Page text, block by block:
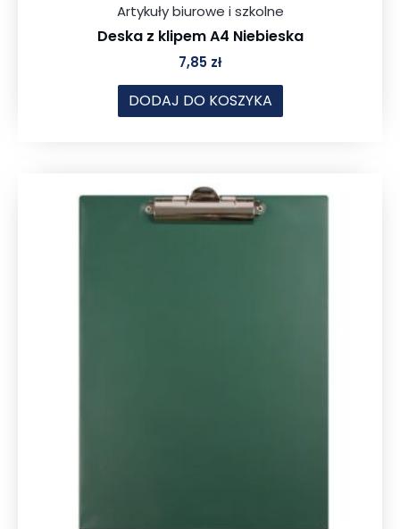
Artykuły biurowe i szkolne
Deska z klipem A4 Niebieska
7,85 zł
DODAJ DO KOSZYKA